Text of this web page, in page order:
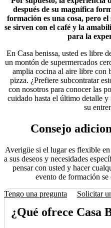
después de su magnífica
formación es una cosa, pero
se sirven con el café y la
para la
En Casa benissa, usted es libre
un montón de supermercados
amplia cocina al aire libre con
pizza. ¿Prefiere subcontratar
con nosotros para conocer las
cuidado hasta el último detalle y
su
Consejo
Averigüe si el lugar es flexible
a sus deseos y necesidades
pensar con usted y hacer
evento de formación
Tengo una pregunta
Solicitar
¿Qué ofrece Casa